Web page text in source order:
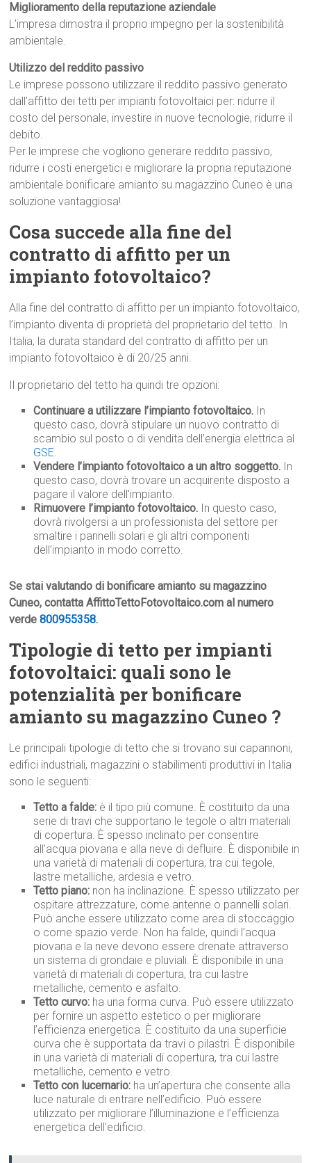
Miglioramento della reputazione aziendale
L’impresa dimostra il proprio impegno per la sostenibilità
ambientale.
Utilizzo del reddito passivo
Le imprese possono utilizzare il reddito passivo generato
dall’affitto dei tetti per impianti fotovoltaici per: ridurre il
costo del personale, investire in nuove tecnologie, ridurre il
debito.
Per le imprese che vogliono generare reddito passivo,
ridurre i costi energetici e migliorare la propria reputazione
ambientale bonificare amianto su magazzino Cuneo è una
soluzione vantaggiosa!
Cosa succede alla fine del
contratto di affitto per un
impianto fotovoltaico?
Alla fine del contratto di affitto per un impianto fotovoltaico,
l’impianto diventa di proprietà del proprietario del tetto. In
Italia, la durata standard del contratto di affitto per un
impianto fotovoltaico è di 20/25 anni.
Il proprietario del tetto ha quindi tre opzioni:
Continuare a utilizzare l’impianto fotovoltaico. In
questo caso, dovrà stipulare un nuovo contratto di
scambio sul posto o di vendita dell’energia elettrica al
GSE.
Vendere l’impianto fotovoltaico a un altro soggetto. In
questo caso, dovrà trovare un acquirente disposto a
pagare il valore dell’impianto.
Rimuovere l’impianto fotovoltaico. In questo caso,
dovrà rivolgersi a un professionista del settore per
smaltire i pannelli solari e gli altri componenti
dell’impianto in modo corretto.
Se stai valutando di bonificare amianto su magazzino
Cuneo, contatta AffittoTettoFotovoltaico.com al numero
verde800955358.
Tipologie di tetto per impianti
fotovoltaici: quali sono le
potenzialità per bonificare
amianto su magazzino Cuneo ?
Le principali tipologie di tetto che si trovano sui capannoni,
edifici industriali, magazzini o stabilimenti produttivi in Italia
sono le seguenti:
Tetto a falde: è il tipo più comune. È costituito da una
serie di travi che supportano le tegole o altri materiali
di copertura. È spesso inclinato per consentire
all’acqua piovana e alla neve di defluire. È disponibile in
una varietà di materiali di copertura, tra cui tegole,
lastre metalliche, ardesia e vetro.
Tetto piano: non ha inclinazione. È spesso utilizzato per
ospitare attrezzature, come antenne o pannelli solari.
Può anche essere utilizzato come area di stoccaggio
o come spazio verde. Non ha falde, quindi l’acqua
piovana e la neve devono essere drenate attraverso
un sistema di grondaie e pluviali. È disponibile in una
varietà di materiali di copertura, tra cui lastre
metalliche, cemento e asfalto.
Tetto curvo: ha una forma curva. Può essere utilizzato
per fornire un aspetto estetico o per migliorare
l’efficienza energetica. È costituito da una superficie
curva che è supportata da travi o pilastri. È disponibile
in una varietà di materiali di copertura, tra cui lastre
metalliche, cemento e vetro.
Tetto con lucernario: ha un’apertura che consente alla
luce naturale di entrare nell’edificio. Può essere
utilizzato per migliorare l’illuminazione e l’efficienza
energetica dell’edificio.